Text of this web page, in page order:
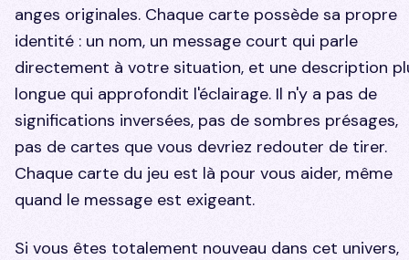
anges originales. Chaque carte possède sa propre
identité : un nom, un message court qui parle
directement à votre situation, et une description
longue qui approfondit l'éclairage. Il n'y a pas de
significations inversées, pas de sombres présages,
pas de cartes que vous devriez redouter de tirer.
Chaque carte du jeu est là pour vous aider, même
quand le message est exigeant.
Si vous êtes totalement nouveau dans cet univers,